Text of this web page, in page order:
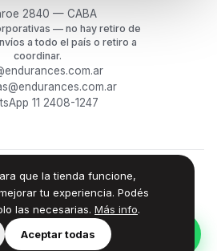
que la tienda funcione,
tu experiencia. Podés
las necesarias. Más info.
Aceptar todas
2840 — CABA
— no hay retiro de
a todo el país o retiro a
coordinar.
11 2408-1247
SA · CUIT 30-71861942-0
·Privacidad ·Devoluciones
by — Endurances IT